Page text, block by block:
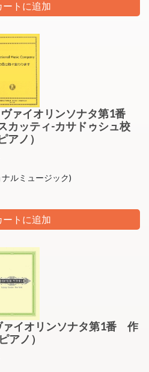
ートに追加
ヴァイオリンソナタ第1番
ッティ-カサドゥシュ校
アノ）
ルミュージック)
ートに追加
ァイオリンソナタ第1番 作
アノ）